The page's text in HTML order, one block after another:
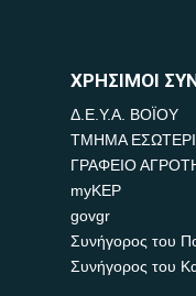
ΧΡΗΣΙΜΟΙ
Δ.Ε.Υ.Α. ΒΟΪΟΥ
ΤΜΗΜΑ
ΓΡΑΦΕΙΟ
myKEP
govgr
Συνήγορος του
Συνήγορος του